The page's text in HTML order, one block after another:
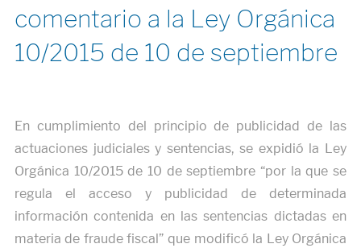
comentario a la Ley Orgánica
10/2015 de 10 de septiembre
En cumplimiento del principio de publicidad de las
actuaciones judiciales y sentencias, se expidió la Ley
Orgánica 10/2015 de 10 de septiembre “por la que se
regula el acceso y publicidad de determinada
información contenida en las sentencias dictadas en
materia de fraude fiscal” que modificó la Ley Orgánica